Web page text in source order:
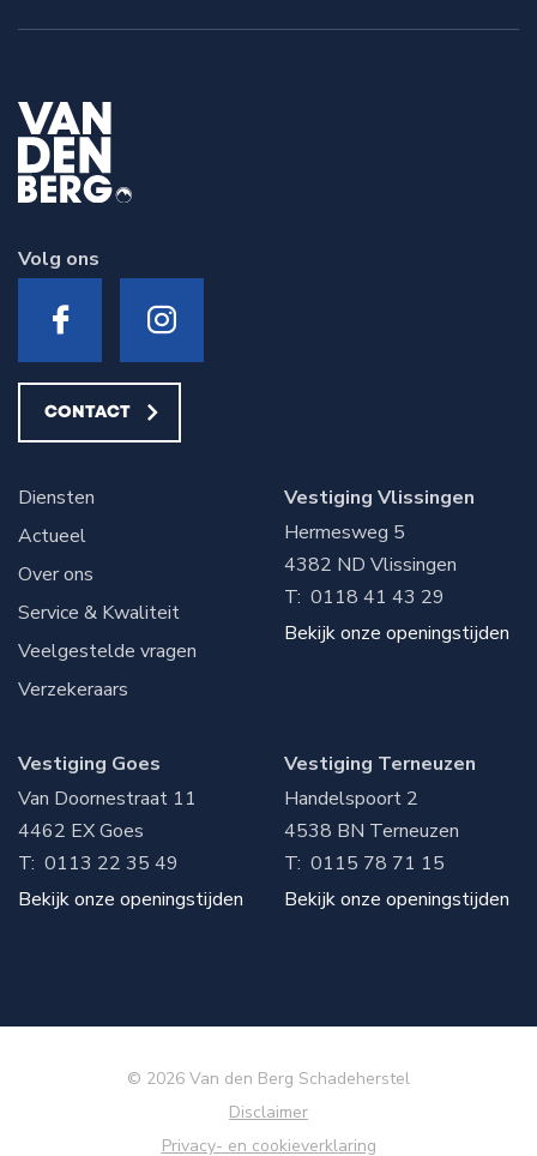
Volg ons
CONTACT
Diensten
Actueel
Over ons
Service & Kwaliteit
Veelgestelde vragen
Verzekeraars
Vestiging Vlissingen
Hermesweg 5
4382 ND Vlissingen
T: 0118 41 43 29
Bekijk onze openingstijden
Vestiging Goes
Van Doornestraat 11
4462 EXGoes
T: 0113 22 35 49
Bekijk onze openingstijden
Vestiging Terneuzen
Handelspoort 2
4538 BN Terneuzen
T: 0115 78 71 15
Bekijk onze openingstijden
© 2026 Van den Berg Schadeherstel
Disclaimer
Privacy- en cookieverklaring